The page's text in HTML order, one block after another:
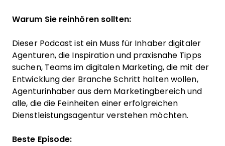
Warum Sie reinhören sollten:
Dieser Podcast ist ein Muss für Inhaber digitaler
Agenturen, die Inspiration und praxisnahe Tipps
suchen, Teams im digitalen Marketing, die mit der
Entwicklung der Branche Schritt halten wollen,
Agenturinhaber aus dem Marketingbereich und
alle, die die Feinheiten einer erfolgreichen
Dienstleistungsagentur verstehen möchten.
Beste Episode: